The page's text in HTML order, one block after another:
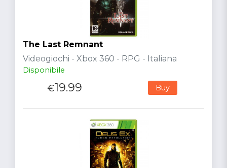
The Last Remnant
Videogiochi - Xbox 360 - RPG - Italiana
Disponibile
€19.99 Buy